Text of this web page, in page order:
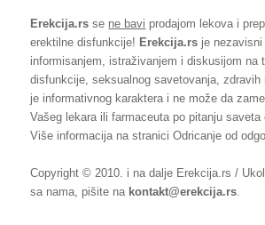
Erekcija.rs se ne bavi prodajom lekova i
erektilne disfunkcije! Erekcija.rs je
informisanjem, istraživanjem i diskusijom na
disfunkcije, seksualnog savetovanja,
je informativnog karaktera i ne može da
Vašeg lekara ili farmaceuta po pitanju saveta
Više informacija na straniciOdricanje od
Copyright © 2010. i na dalje Erekcija.rs /
sa nama, pišite na kontakt@erekcija.rs